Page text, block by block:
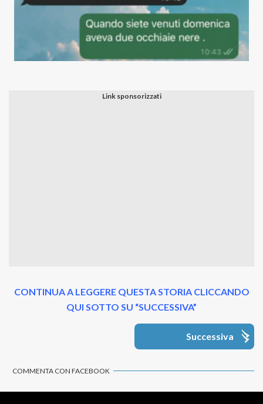
CONTINUA A LEGGERE QUESTA STORIA CLICCANDO
QUI SOTTO SU “SUCCESSIVA”
Successiva
COMMENTA CON FACEBOOK